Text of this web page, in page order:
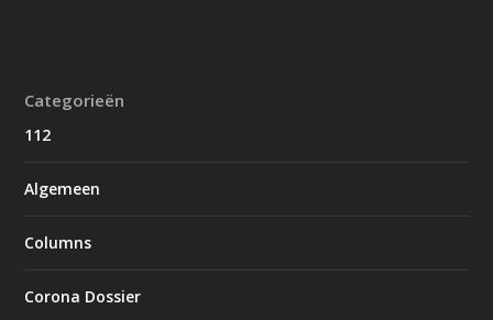
Categorieën
112
Algemeen
Columns
Corona Dossier